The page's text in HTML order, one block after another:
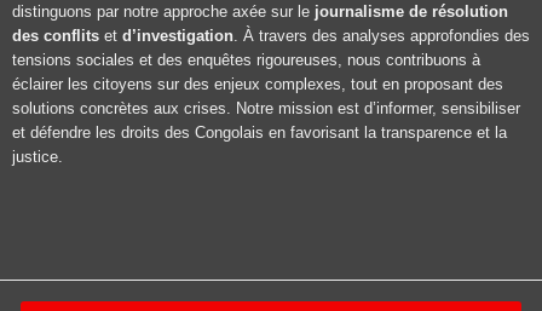
distinguons par notre approche axée sur le journalisme de résolution
des conflits et d’investigation . À travers des analyses approfondies des
tensions sociales et des enquêtes rigoureuses, nous contribuons à
éclairer les citoyens sur des enjeux complexes, tout en proposant des
solutions concrètes aux crises. Notre mission est d’informer, sensibiliser
et défendre les droits des Congolais en favorisant la transparence et la
justice.